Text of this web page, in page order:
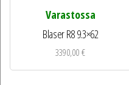
Varastossa
Blaser R8 9.3×62
3390,00€